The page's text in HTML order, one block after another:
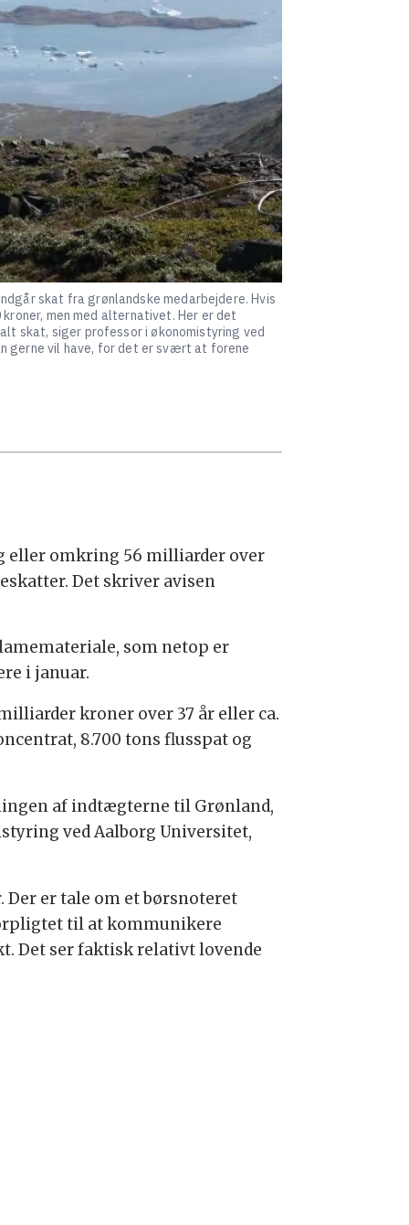
skat fra grønlandske medarbejdere. Hvis
men med alternativet. Her er det
skat, siger professor i økonomistyring ved
gerne vil have, for det er svært at forene
eller omkring 56 milliarder over
Det skriver avisen
som netop er
i januar.
kroner over 37 år eller ca.
8.700 tons flusspat og
af indtægterne til Grønland,
ved Aalborg Universitet,
er tale om et børsnoteret
til at kommunikere
Det ser faktisk relativt lovende